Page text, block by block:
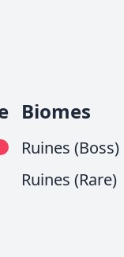
Biomes
Ruines (Boss)
Ruines (Rare)